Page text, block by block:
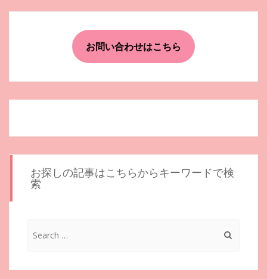
お問い合わせはこちら
お探しの記事はこちらからキーワードで検
索